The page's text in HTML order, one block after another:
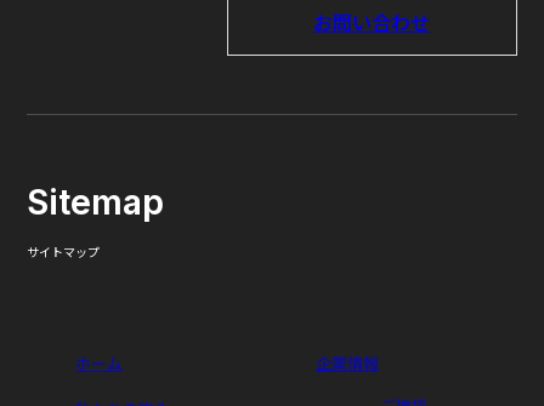
お問い合わせ
Sitemap
サイトマップ
ホーム 企業情報